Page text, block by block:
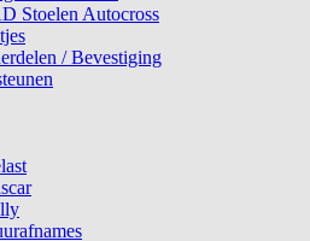
Stoelen Autocross
/ Bevestiging